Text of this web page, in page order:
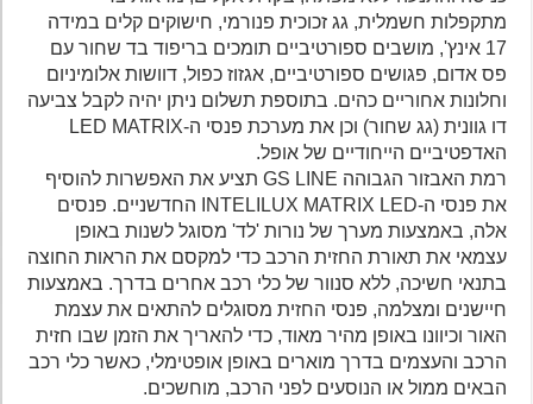
מתקפלות חשמלית, גג זכוכית פנורמי, חישוקים קלים במידה
17 אינץ', מושבים ספורטיביים תומכים בריפוד בד שחור עם
פס אדום, פגושים ספורטיביים, אגזוז כפול, דוושות אלומיניום
וחלונות אחוריים כהים. בתוספת תשלום ניתן יהיה לקבל צביעה
דו גוונית (גג שחור) וכן את מערכת פנסי ה-LED MATRIX
האדפטיביים הייחודיים של אופל.
רמת האבזור הגבוהה GS LINE תציע את האפשרות להוסיף
את פנסי ה-INTELILUX MATRIX LED החדשניים. פנסים
אלה, באמצעות מערך של נורות 'לד' מסוגל לשנות באופן
עצמאי את תאורת החזית הרכב כדי למקסם את הראות החוצה
בתנאי חשיכה, ללא סנוור של כלי רכב אחרים בדרך. באמצעות
חיישנים ומצלמה, פנסי החזית מסוגלים להתאים את עצמת
האור וכיוונו באופן מהיר מאוד, כדי להאריך את הזמן שבו חזית
הרכב והעצמים בדרך מוארים באופן אופטימלי, כאשר כלי רכב
הבאים ממול או הנוסעים לפני הרכב, מוחשכים.